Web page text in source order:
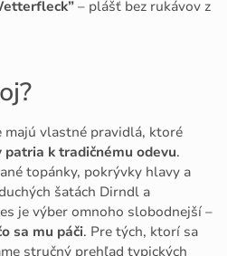
– plášť bez rukávov z
vlastné pravidlá, ktoré
patria k tradičnému odevu.
topánky, pokrývky hlavy a
šatách Dirndl a
je výber omnoho slobodnejší –
sa mu páči. Pre tých, ktorí sa
stručný prehľad typických